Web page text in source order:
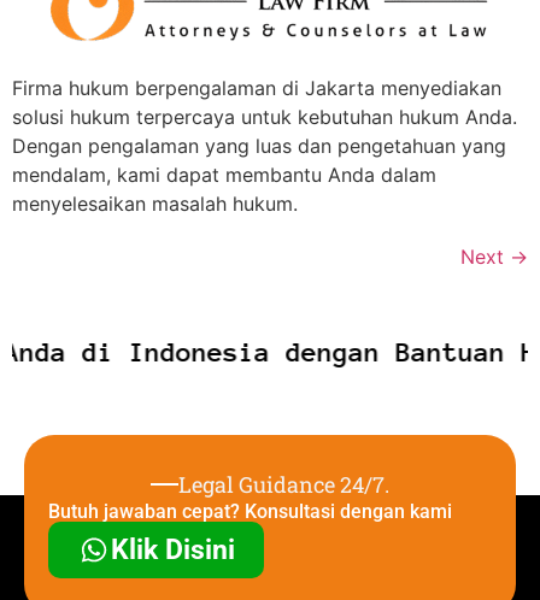
Firma hukum berpengalaman di Jakarta menyediakan
solusi hukum terpercaya untuk kebutuhan hukum Anda.
Dengan pengalaman yang luas dan pengetahuan yang
mendalam, kami dapat membantu Anda dalam
menyelesaikan masalah hukum.
Next →
di Indonesia dengan Bantuan
Legal Guidance 24/7.
Butuh jawaban cepat? Konsultasi dengan kami
Klik Disini